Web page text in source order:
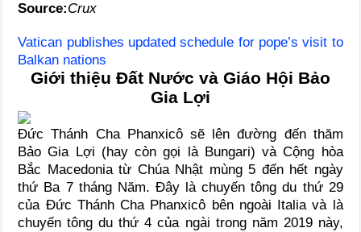
Source:Crux
Vatican publishes updated schedule for pope’s visit to
Balkan nations
Giới thiệu Đất Nước và Giáo Hội Bảo
Gia Lợi
Ðức Thánh Cha Phanxicô sẽ lên đường đến thăm
Bảo Gia Lợi (hay còn gọi là Bungari) và Cộng hòa
Bắc Macedonia từ Chúa Nhật mùng 5 đến hết ngày
thứ Ba 7 tháng Năm. Đây là chuyến tông du thứ 29
của Đức Thánh Cha Phanxicô bên ngoài Italia và là
chuyến tông du thứ 4 của ngài trong năm 2019 này,